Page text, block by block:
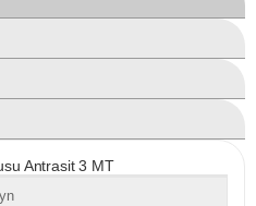
Antrasit 3 MT